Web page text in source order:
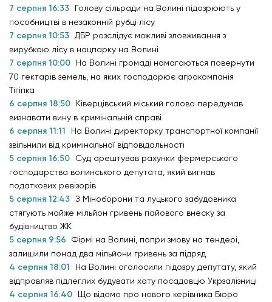
7 серпня 16:33
Голову сільради на Волині підозрюють у
пособництві в незаконній рубці лісу
7 серпня 10:53
ДБР розслідує можливі зловживання з
вирубкою лісу в нацпарку на Волині
7 серпня 10:00
На Волині громаді намагаються повернути
70 гектарів земель, на яких господарює агрокомпанія
Тігіпка
6 серпня 18:50
Ківерцівський міський голова передумав
визнавати вину в кримінальній справі
6 серпня 11:11
На Волині директорку транспортної компанії
звільнили від кримінальної відповідальності
5 серпня 16:50
Суд арештував рахунки фермерського
господарства волинського депутата, який вигнав
податкових ревізорів
5 серпня 12:43 З Міноборони та луцького забудовника
стягують майже мільйон гривень пайового внеску за
будівництво ЖК
5 серпня 9:56
Фірмі на Волині, попри змову на тендері,
залишили понад два мільйони гривень за підряд
4 серпня 18:01
На Волині оголосили підозру депутату, який
відправляв підлеглих будувати хату посадовцю Укрзалізниці
4 серпня 16:40
Що відомо про нового керівника Бюро